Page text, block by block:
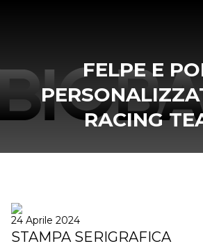
FELPE E
RACING
24 Aprile 2024
STAMPA SERIGRAFICA